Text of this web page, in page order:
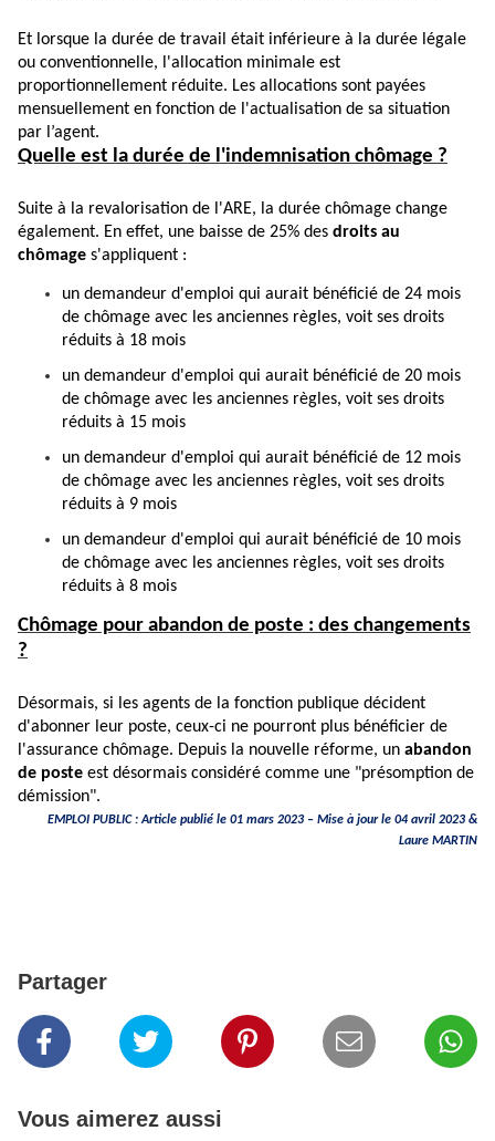
Et lorsque la durée de travail était inférieure à la durée légale
ou conventionnelle, l'allocation minimale est
proportionnellement réduite. Les allocations sont payées
mensuellement en fonction de l'actualisation de sa situation
par l’agent.
Quelle est la durée de l'indemnisation chômage ?
Suite à la revalorisation de l'ARE, la durée chômage change
également. En effet, une baisse de 25% des droits au
chômage s'appliquent :
un demandeur d'emploi qui aurait bénéficié de 24 mois
de chômage avec les anciennes règles, voit ses droits
réduits à 18 mois
un demandeur d'emploi qui aurait bénéficié de 20 mois
de chômage avec les anciennes règles, voit ses droits
réduits à 15 mois
un demandeur d'emploi qui aurait bénéficié de 12 mois
de chômage avec les anciennes règles, voit ses droits
réduits à 9 mois
un demandeur d'emploi qui aurait bénéficié de 10 mois
de chômage avec les anciennes règles, voit ses droits
réduits à 8 mois
Chômage pour abandon de poste : des changements
?
Désormais, si les agents de la fonction publique décident
d'abonner leur poste, ceux-ci ne pourront plus bénéficier de
l'assurance chômage. Depuis la nouvelle réforme, un abandon
de poste est désormais considéré comme une "présomption de
démission".
EMPLOI PUBLIC : Article publié le 01 mars 2023 – Mise à jour le 04 avril 2023 &
Laure MARTIN
Partager
Vous aimerez aussi